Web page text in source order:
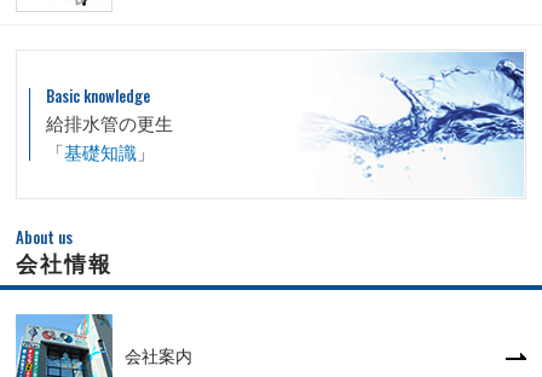
Basic knowledge
給排水管の更生
「基礎知識 」
About us
会社情報
会社案内